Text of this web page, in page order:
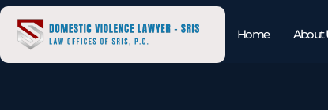
Home About